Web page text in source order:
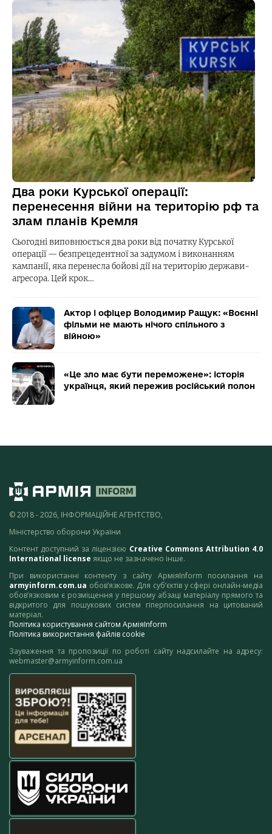
Два роки Курської операції:
перенесення війни на територію рф та
злам планів Кремля
Сьогодні виповнюється два роки від початку Курської
операції — безпрецедентної за задумом і виконанням
кампанії, яка перенесла бойові дії на територію держави-
агресора. Цей крок…
Актор і офіцер Володимир Ращук: «Воєнні
фільми не мають нічого спільного з
війною»
«Це зло має бути переможене»: історія
українця, який пережив російський полон
© 2018 - 2026, ІНФОРМАЦІЙНЕ АГЕНТСТВО,
Міністерство оборони України
Контент доступний за ліцензією Creative Commons Attribution 4.0
International license якщо не зазначено інше.
При використанні контенту з сайту АрміяInform посилання на
armyinform.com.ua обов’язкове. Для суб’єктів у сфері онлайн-медіа
обов’язковим є розміщення у першому абзаці матеріалу прямого та
відкритого для пошукових систем гіперпосилання на цитований
матеріал.
Політика користування сайтом АрміяInform
Політика використання файлів cookie
Зауваження та пропозиції по роботі сайту надсилайте на адресу:
webmaster@armyinform.com.ua